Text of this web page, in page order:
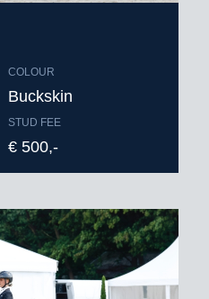
COLOUR
Buckskin
STUD FEE
€ 500,-